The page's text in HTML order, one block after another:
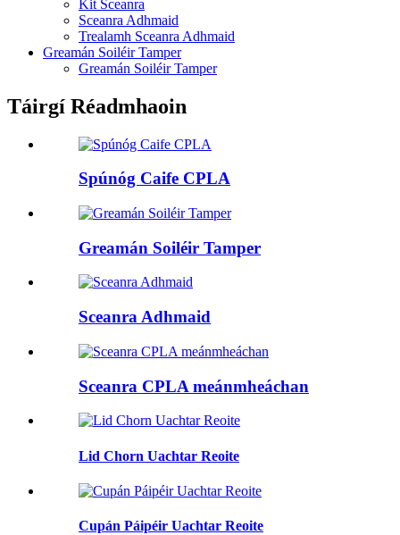
Kit Sceanra
Sceanra Adhmaid
Trealamh Sceanra Adhmaid
Greamán Soiléir Tamper
Greamán Soiléir Tamper
Táirgí Réadmhaoin
Spúnóg Caife CPLA
Greamán Soiléir Tamper
Sceanra Adhmaid
Sceanra CPLA meánmheáchan
Lid Chorn Uachtar Reoite
Cupán Páipéir Uachtar Reoite